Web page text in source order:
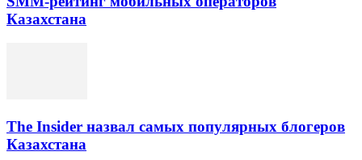
Казахстана
The Insider назвал самых популярных блогеров
Казахстана